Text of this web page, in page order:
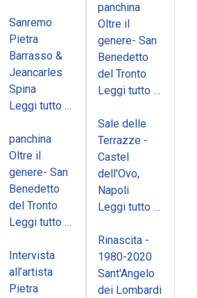
Sanremo
Pietra
Barrasso &
Jeancarles
Spina
Leggi tutto …
panchina
Oltre il
genere- San
Benedetto
del Tronto
Leggi tutto …
Intervista
all’artista
Pietra
panchina
Oltre il
genere- San
Benedetto
del Tronto
Leggi tutto …
Sale delle
Terrazze -
Castel
dell'Ovo,
Napoli
Leggi tutto …
Rinascita -
1980-2020
Sant'Angelo
dei Lombardi